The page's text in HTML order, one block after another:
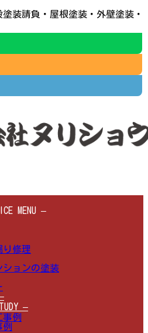
装請負・屋根塗装・外壁塗装・
MENU –
り修理
ションの塗装
–
例